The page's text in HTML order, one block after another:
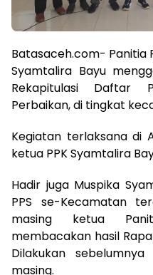
Batasaceh.com- Panitia
Syamtalira Bayu
Rekapitulasi Daftar
Perbaikan, di tingkat
Kegiatan terlaksana di
ketua PPK Syamtalira
Hadir juga Muspika
PPS se-Kecamatan
masing ketua
membacakan hasil
Dilakukan
masing.